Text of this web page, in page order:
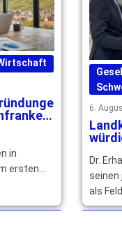
in
ersten
6.
Dr.
seinen
als